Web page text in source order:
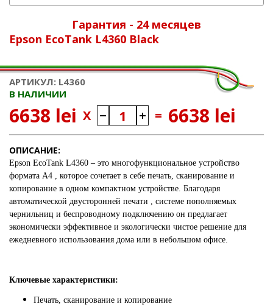
Гарантия - 24 месяцев
Epson EcoTank L4360 Black
АРТИКУЛ: L4360
В НАЛИЧИИ
6638 lei X = 6638 lei
ОПИСАНИЕ:
Epson EcoTank L4360 – это многофункциональное устройство
формата A4 , которое сочетает в себе печать, сканирование и
копирование в одном компактном устройстве. Благодаря
автоматической двусторонней печати , системе пополняемых
чернильниц и беспроводному подключению он предлагает
экономически эффективное и экологически чистое решение для
ежедневного использования дома или в небольшом офисе.
Ключевые характеристики:
Печать, сканирование и копирование